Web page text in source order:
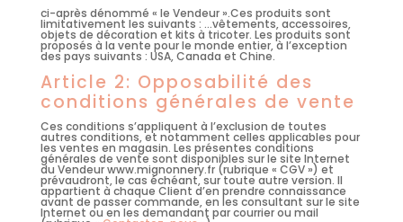
ci-après dénommé « le Vendeur ».Ces produits sont
limitativement les suivants : …vêtements, accessoires,
objets de décoration et kits à tricoter. Les produits sont
proposés à la vente pour le monde entier, à l’exception
des pays suivants : USA, Canada et Chine.
Article 2: Opposabilité des
conditions générales de vente
Ces conditions s’appliquent à l’exclusion de toutes
autres conditions, et notamment celles applicables pour
les ventes en magasin. Les présentes conditions
générales de vente sont disponibles sur le site Internet
du Vendeur www.mignonnery.fr (rubrique « CGV ») et
prévaudront, le cas échéant, sur toute autre version. Il
appartient à chaque Client d’en prendre connaissance
avant de passer commande, en les consultant sur le site
Internet ou en les demandant par courrier ou mail